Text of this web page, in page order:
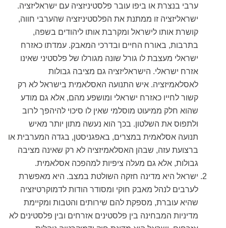
ערבי בנצרת או ביפו עובר פלסטיניזציה עם ישראליזציה.
ישראליזציה זו ממתנת את הפלסטיניזציה שהערבי חווה,
קושרת אותו לישראל ומקרבת אותו ליהודים בשפה,
בתרבות, באורח החיים ובדרכי המאבק. עמדתו כאזרח
ישראלי מעצבת לו גורל שונה מגורלו של פלסטיני שאינו
אזרח ישראלי. הישראליזציה גם מציבה גבולות
לאסלאמיזציה. איש התנועה האסלאמית בישראל לא רק
קשור לחייו כאזרח ישראלי ומושפע מהם, אלא גם מודע
שהוא חלק ממיעוט מוסלמי שאין לו סיכוי להיהפך לרוב
ולתפוס את השלטון. בכך הוא נעשה מתון יותר מאיש
תנועה אסלאמית במצרים, באפגניסטן, בגדה המערבית או
ברצועת עזה, שבהן האסלאמיזציה לא רק שאינה מציבה
גבולות, אלא גם מעלה ציפיות למהפכה אסלאמית.
ישראל היא מדינה חזקה השולטת במצב. היא מאפשרת
לערבים לנהל מאבק חוקי ומסודר הודות לדמוקרטיזציה
שהיא עוברת, מספקת להם שירותים והטבות ומקיימת
מדיניות המבחינה בין פלסטינים אזרחים ובין פלסטינים לא